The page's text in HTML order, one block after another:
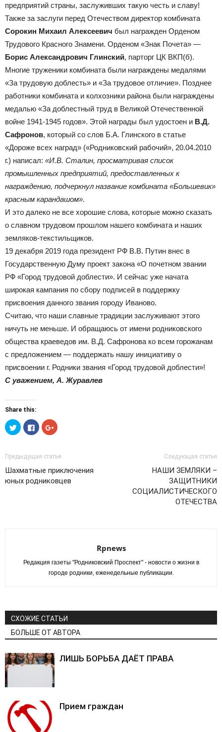
предприятий страны, заслуживших такую честь и славу!
Также за заслуги перед Отечеством директор комбината
Сорокин Михаил Алексеевич был награжден Орденом
Трудового Красного Знамени. Орденом «Знак Почета» —
Борис Александрович Глинский, парторг ЦК ВКП(б).
Многие труженики комбината были награждены медалями
«За трудовую доблесть» и «За трудовое отличие». Позднее
работники комбината и колхозники района были награждены
медалью «За доблестный труд в Великой Отечественной
войне 1941-1945 годов». Этой награды был удостоен и В.Д.
Сафронов, который со слов Б.А. Глинского в статье
«Дороже всех наград» («Родниковский рабочий», 20.04.2010
г.) написал: «И.В. Сталин, просматривая список
промышленных предприятий, предоставленных к
награждению, подчеркнул название комбината «Большевик»
красным карандашом».
И это далеко не все хорошие слова, которые можно сказать
о славном трудовом прошлом нашего комбината и наших
земляков-текстильщиков.
19 декабря 2019 года президент РФ В.В. Путин внес в
Государственную Думу проект закона «О почетном звании
РФ «Город трудовой доблести». И сейчас уже начата
широкая кампания по сбору подписей в поддержку
присвоения данного звания городу Иваново.
Считаю, что наши славные традиции заслуживают этого
ничуть не меньше. И обращаюсь от имени родниковского
общества краеведов им. В.Д. Сафронова ко всем горожанам
с предложением — поддержать нашу инициативу о
присвоении г. Родники звания «Город трудовой доблести»!
С уважением, А. Журавлев
Share this:
Нажмите,
чтобы
поделиться
(Открывается
в
новом
окне)
Нажмите
здесь,
чтобы
на
Facebook.
(Открывается
в
новом
окне)
Нажмите,
чтобы
(Открывается
в
новом
окне)
Предыдущая статья
Шахматные приключения
юных родниковцев
Следующая статья
НАШИ ЗЕМЛЯКИ –
ЗАЩИТНИКИ
СОЦИАЛИСТИЧЕСКОГО
ОТЕЧЕСТВА
Rpnews
Редакция газеты "Родниковский Проспект" - новости о жизни в
городе родники, еженедельные публикации.
СХОЖИЕ СТАТЬИ
БОЛЬШЕ ОТ АВТОРА
ЛИШЬ БОРЬБА ДАЁТ ПРАВА
Прием граждан